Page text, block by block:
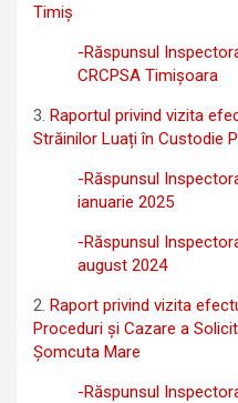
Timiș
-Răspunsul
CRCPSA Timișoara
3. Raportul privind vizita
Străinilor Luați în Custodie
-Răspunsul
ianuarie 2025
-Răspunsul
august 2024
2. Raport privind vizita
Proceduri și Cazare a
Șomcuta Mare
-Răspunsul